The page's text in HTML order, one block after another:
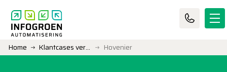
Home Klantcases verzamelpagina Hovenier